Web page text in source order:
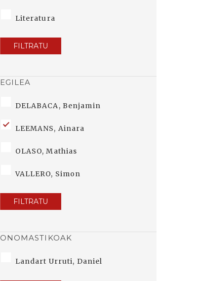
Literatura
FILTRATU
EGILEA
DELABACA, Benjamin
LEEMANS, Ainara
OLASO, Mathias
VALLERO, Simon
FILTRATU
ONOMASTIKOAK
Landart Urruti, Daniel